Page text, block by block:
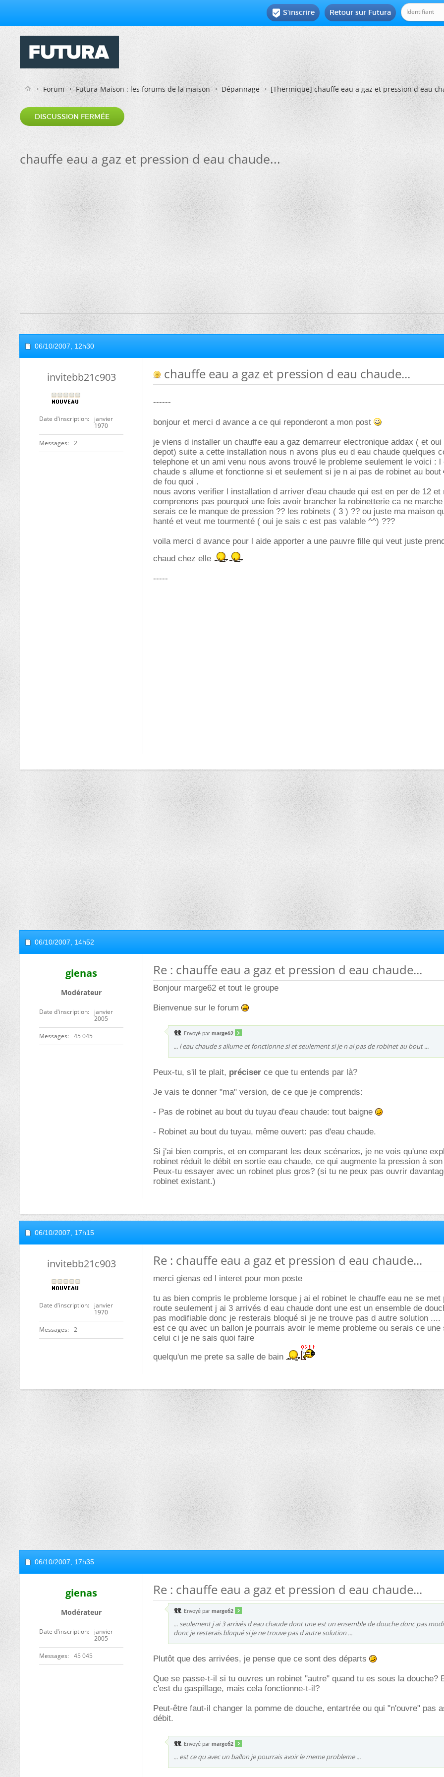
Retour sur Futura
 S'inscrire
Forum Futura-Maison : les forums de la maison Dépannage [Thermique]chauffe eau a gaz et pression d eau
DISCUSSION FERMÉE
chauffe eau a gaz et pression d eau chaude...
06/10/2007, 12h30
invitebb21c903
Date d'inscription
janvier
1970
Messages 2
chauffe eau a gaz et pression d eau chaude...
------
bonjour et merci d avance a ce qui reponderont a mon post
je viens d installer un chauffe eau a gaz demarreur electronique addax ( et oui
depot) suite a cette installation nous n avons plus eu d eau chaude quelques
telephone et un ami venu nous avons trouvé le probleme seulement le voici : l
chaude s allume et fonctionne si et seulement si je n ai pas de robinet au bout
de fou quoi .
nous avons verifier l installation d arriver d'eau chaude qui est en per de 12 et
comprenons pas pourquoi une fois avoir brancher la robinetterie ca ne
serais ce le manque de pression ?? les robinets ( 3 ) ?? ou juste ma maison
hanté et veut me tourmenté ( oui je sais c est pas valable ^^) ???
voila merci d avance pour l aide apporter a une pauvre fille qui veut juste
chaud chez elle
-----
06/10/2007, 14h52
gienas
Modérateur
Date d'inscription
janvier
2005
Messages 45 045
Re : chauffe eau a gaz et pression d eau chaude...
Bonjour marge62 et tout le groupe
Bienvenue sur le forum
Envoyé par marge62
... l eau chaude s allume et fonctionne si et seulement si je n ai pas de robinet au bout ...
Peux-tu, s'il te plait, préciser ce que tu entends par là?
Je vais te donner "ma" version, de ce que je comprends:
- Pas de robinet au bout du tuyau d'eau chaude: tout baigne
- Robinet au bout du tuyau, même ouvert: pas d'eau chaude.
Si j'ai bien compris, et en comparant les deux scénarios, je ne vois qu'une
robinet réduit le débit en sortie eau chaude, ce qui augmente la pression à
Peux-tu essayer avec un robinet plus gros? (si tu ne peux pas ouvrir
robinet existant.)
06/10/2007, 17h15
invitebb21c903
Date d'inscription
janvier
1970
Messages 2
Re : chauffe eau a gaz et pression d eau chaude...
merci gienas ed l interet pour mon poste
tu as bien compris le probleme lorsque j ai el robinet le chauffe eau ne se met
route seulement j ai 3 arrivés d eau chaude dont une est un ensemble de
pas modifiable donc je resterais bloqué si je ne trouve pas d autre solution ....
est ce qu avec un ballon je pourrais avoir le meme probleme ou serais ce une
celui ci je ne sais quoi faire
quelqu'un me prete sa salle de bain
06/10/2007, 17h35
gienas
Modérateur
Date d'inscription
janvier
2005
Messages 45 045
Re : chauffe eau a gaz et pression d eau chaude...
Envoyé par marge62
... seulement j ai 3 arrivés d eau chaude dont une est un ensemble de douche donc pas
donc je resterais bloqué si je ne trouve pas d autre solution ...
Plutôt que des arrivées, je pense que ce sont des départs
Que se passe-t-il si tu ouvres un robinet "autre" quand tu es sous la douche?
c'est du gaspillage, mais cela fonctionne-t-il?
Peut-être faut-il changer la pomme de douche, entartrée ou qui "n'ouvre" pas
débit.
Envoyé par marge62
... est ce qu avec un ballon je pourrais avoir le meme probleme ...